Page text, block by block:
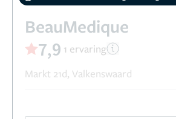
BeauMedique
7,9 1 ervaring
Markt 21d, Valkenswaard